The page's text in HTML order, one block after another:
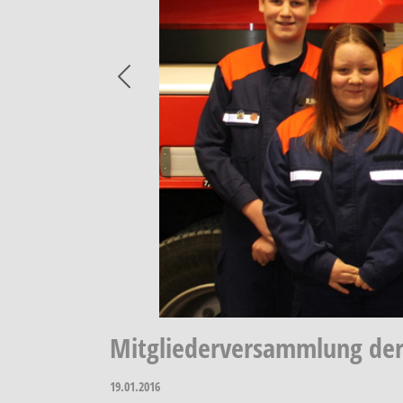
Previous
Mitgliederversammlung der
19.01.2016